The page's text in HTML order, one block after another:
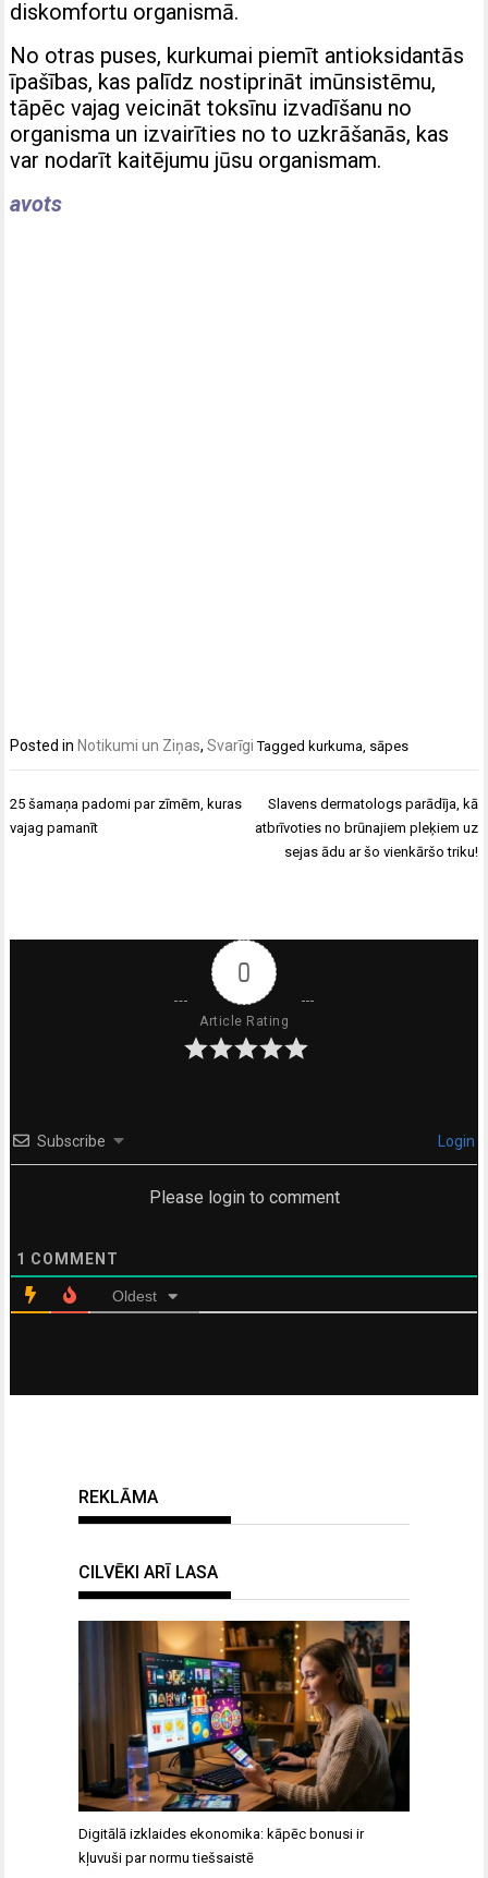
diskomfortu organismā.
No otras puses, kurkumai piemīt antioksidantās
īpašības, kas palīdz nostiprināt imūnsistēmu,
tāpēc vajag veicināt toksīnu izvadīšanu no
organisma un izvairīties no to uzkrāšanās, kas
var nodarīt kaitējumu jūsu organismam.
avots
Posted in Notikumi un Ziņas,Svarīgi Tagged kurkuma, sāpes
Ziņu
izvēlne
25 šamaņa padomi par zīmēm, kuras
vajag pamanīt
Slavens dermatologs parādīja, kā
atbrīvoties no brūnajiem pleķiem uz
sejas ādu ar šo vienkāršo triku!
0
Article Rating
Subscribe Login
Please login to comment
1 COMMENT
Oldest
REKLĀMA
CILVĒKI ARĪ LASA
Digitālā izklaides ekonomika: kāpēc bonusi ir
kļuvuši par normu tiešsaistē